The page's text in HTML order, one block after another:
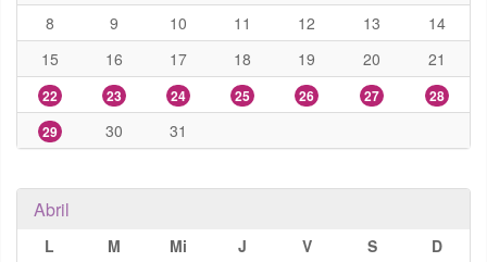
8
9 10 11 12 13
14
15
16 17 18 19 20 21
22 23 24 25 26 27
28
29
30 31
Abril
L M Mi J V S D